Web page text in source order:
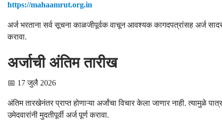
https://mahaamrut.org.in
अर्ज भरताना सर्व सूचना काळजीपूर्वक वाचून आवश्यक कागदपत्रांसह अर्ज
करावा.
अर्जाची अंतिम तारीख
📅 17 जुलै 2026
अंतिम तारखेनंतर प्राप्त होणाऱ्या अर्जांचा विचार केला जाणार नाही. त्यामुळे पात्र
उमेदवारांनी मुदतीपूर्वी अर्ज पूर्ण करावा.